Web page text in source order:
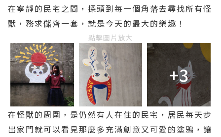
在寧靜的民宅之間，探頭到每一個角落去尋找所有怪
獸，務求儲齊一套，就是今天的最大的樂趣！
點擊圖片放大
+3
在怪獸的周圍，是仍然有人在住的民宅，居民每天步
出家門就可以看見那麼多充滿創意又可愛的塗鴉，讓